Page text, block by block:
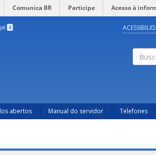
Comunica BR Participe Acesso à
4
abertos Manual do servidor Telefones